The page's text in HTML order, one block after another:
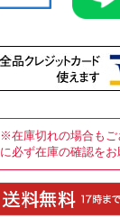
※在庫切れの場合もご
に必ず在庫の確認をお